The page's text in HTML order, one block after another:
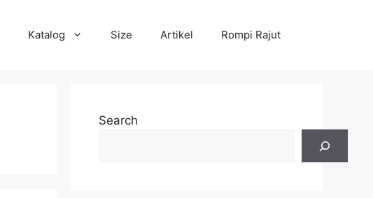
Katalog Size Artikel Rompi Rajut
Search